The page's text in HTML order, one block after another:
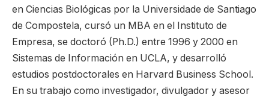
en Ciencias Biológicas por la Universidade de Santiago
de Compostela, cursó un MBA en el Instituto de
Empresa, se doctoró (Ph.D.) entre 1996 y 2000 en
Sistemas de Información en UCLA, y desarrolló
estudios postdoctorales en Harvard Business School.
En su trabajo como investigador, divulgador y asesor